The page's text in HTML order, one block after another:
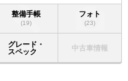
整備手帳
(19)
フォト
(23)
グレード・
スペック
中古車情報